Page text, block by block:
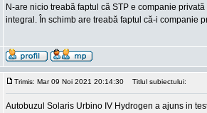
N-are nicio treabă faptul că STP e companie
integral. În schimb are treabă faptul că-i companie
Trimis: Mar 09 Noi 2021 20:14:30 Titlul subiectului:
Autobuzul Solaris Urbino IV Hydrogen a ajuns in